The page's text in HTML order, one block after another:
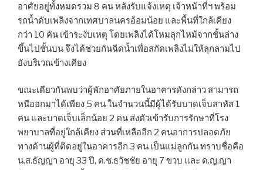
อาศัยอยู่ทั้งหมดรวม 8 คน หลังรับแจ้งเหตุ เจ้าหน้าที่ฯ พร้อม
รถน้ำดับเพลิงจากเทศบาลนครอ้อมน้อย และพื้นที่ใกล้เคียง
กว่า 10 คัน เข้าระงับเหตุ โดยเพลิงได้โหมลุกไหม้จากชั้นล่าง
ขึ้นไปชั้นบน จึงได้ช่วยกันฉีดน้ำเพื่อสกัดเพลิงไม่ให้ลุกลามไป
ยังบริเวณข้างเคียง
ขณะเดียวกันพบว่าผู้พักอาศัยภายในอาคารดังกล่าว สามารถ
หนีออกมาได้เพียง 5 คน ในจำนวนนี้มีผู้ได้รับบาดเจ็บสาหัส 1
คน และบาดเจ็บเล็กน้อย 2 คน ส่งตัวเข้ารับการรักษาที่โรง
พยาบาลที่อยู่ใกล้เคียง ส่วนที่เหลืออีก 2 คนอาการปลอดภัย
ทางด้านผู้ที่ติดอยู่ในอาคารอีก 3 คน เป็นแม่ลูกกัน ทราบชื่อคือ
น.ส.ธัญญา อายุ 33 ปี, ด.ช.ธวัชชัย อายุ 7 ขวบ และ ด.ญ.ญา